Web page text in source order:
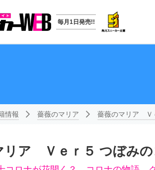
毎月1日発売!!
情報 薔薇のマリア 薔薇のマリア Ｖ
リア Ｖｅｒ５ つぼみの